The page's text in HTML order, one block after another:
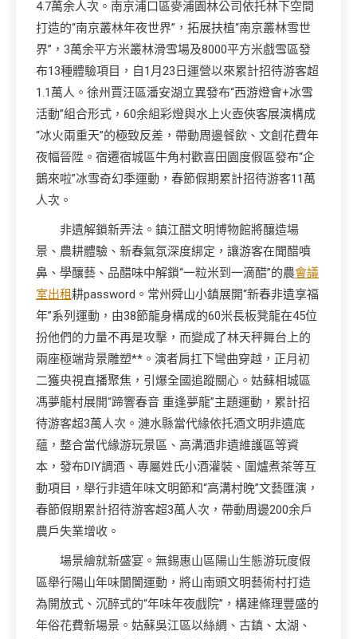
4.7萬余人次。南京浦口區麥浦園林公司依托林下空間
打造的“南京叢林年夜世界”，拓展扶植“南京叢林雪世
界”，3萬余平方米叢林滑雪場及8000平方米戲雪區發
布13種體驗項目，自1月23日運營以來累計招待游客超
1.1萬人。徐州賈汪區潘安湖立異發布“西游燈會+冰雪
活動”組合形式，60余組彩燈與水上火壺俠客展演構成
“冰火兩重天”的極致反差，帶動周邊餐飲、文創花費年
夜幅晉陞。宿遷宿城區牛角村歡喜田園度假區發布“企
鵝來啦”冰雪奇幻季運動，春節假期累計招待游客11萬
人次。
非遺解鎖新弄法。鎮江醋文明博物館將釀造場
景、農耕體驗、新春氣氛深度綁定，讓游客在聞醋噴
鼻、學釀藝、品醋味中解鎖“一粒米到一滴醋”的農會議
室出租耕password。常州舜山小鎮展開“新春非遺享福
年”系列運動，由38節龍身構成的60米長板凳龍在45位
扮他們的力量不再是攻擊，而變成了林天秤舞台上的
兩座極端背景雕塑**。演者肩扛下彎曲穿越，正月初
二獲央視直播聚焦，引爆全國追蹤關心。姑蘇相城區
馮夢龍村展開“蹄響春音 重逢夢龍”主題運動，累計招
待游客超3萬人次。漣水縣當代緣依托酒文明非遺底
蘊，整合當代緣游玩景區、高溝酒非遺維護區等資
本，發布DIY調酒、專屬姓氏小酒灌裝、圍爐煮茶等互
動項目，舉行非遺年味文明節和“高溝村晚”文藝匯演，
春節假期累計招待游客超3萬人次，帶動周邊200余戶
農戶失業增收。
場景繪就新盛宴。無錫惠山區陽山生態游玩度假
區舉行陽山年味闤闠運動，將山南頭文明藝術村打造
為開放式、沉醉式的“年味年夜戲院”，構建條理豐盛的
年俗花費新場景。姑蘇吳江區以絲綢、古鎮、太湖、